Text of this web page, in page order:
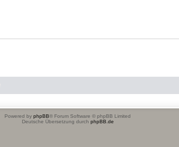
Powered by phpBB® Forum Software © phpBB Limited
Deutsche Übersetzung durch phpBB.de